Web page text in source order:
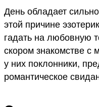
День обладает
этой причине
гадать на любовную
скором знакомстве с
у них поклонники,
романтическое